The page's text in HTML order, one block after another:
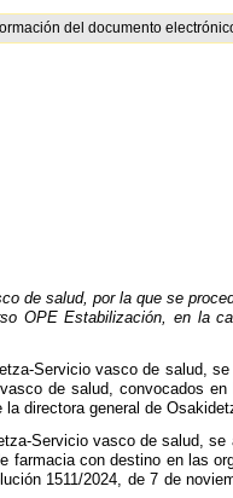
del documento
de salud, por la que se
OPE Estabilización, en la
Servicio vasco de salud,
de salud, convocados en
directora general de
Servicio vasco de salud,
con destino en las
1511/2024, de 7 de